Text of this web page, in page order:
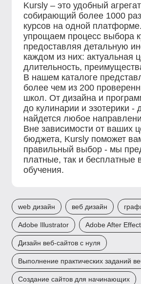
Kursly – это удобный
собирающий более 1000
курсов на одной
упрощаем процесс выбора
предоставляя детальную
каждом из них: актуальная
длительность,
В нашем каталоге
более чем из 200
школ. От дизайна и
до кулинарии и эзотерики -
найдется любое
Вне зависимости от ваших
бюджета, Kursly поможет
правильный выбор - мы
платные, так и бесплатные
обучения.
web дизайн веб дизайн
Adobe Illustrator Adobe After
Дизайн веб-сайтов с нуля
Выполнение практических заданий
Создание сайтов для начинающих